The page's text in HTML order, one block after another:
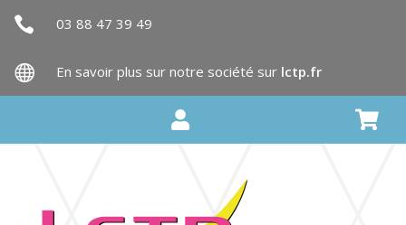
 03 88 47 39 49
 En savoir plus sur notre société sur lctp.fr
 